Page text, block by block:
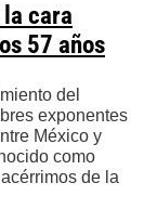
cara
57 años
del
exponentes
México y
como
de la